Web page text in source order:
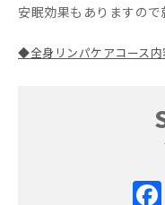
安眠効果もありますので
◆全身リンパケアコース